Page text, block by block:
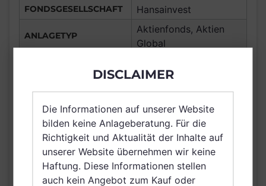
FONDSGESELLSCHAFT Hansainvest
ANLAGETYP
Aktienfonds, Aktien
Global
thesaurierend
EUR
VERTRIEBSZULASSUNG Deutschland
AUSGABEAUFSCHLAG 5,00%
MAX. LAUFENDE
KOSTEN
2,00%
DISCLAIMER
Die Informationen auf unserer Website
bilden keine Anlageberatung. Für die
Richtigkeit und Aktualität der Inhalte auf
unserer Website übernehmen wir keine
Haftung. Diese Informationen stellen
auch kein Angebot zum Kauf oder